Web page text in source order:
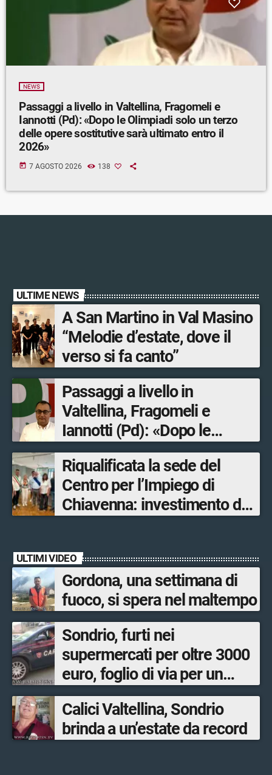
NEWS
Passaggi a livello in Valtellina, Fragomeli e
Iannotti (Pd): «Dopo le Olimpiadi solo un terzo
delle opere sostitutive sarà ultimato entro il
2026»
today 7 AGOSTO 2026 138
ULTIME NEWS
A San Martino in Val Masino
“Melodie d’estate, dove il
verso si fa canto”
Passaggi a livello in
Valtellina, Fragomeli e
Iannotti (Pd): «Dopo le
Olimpiadi solo un terzo delle
opere sostitutive sarà
ultimato entro il 2026»
Riqualificata la sede del
Centro per l’Impiego di
Chiavenna: investimento da
ULTIMI VIDEO
Gordona, una settimana di
fuoco, si spera nel maltempo
Sondrio, furti nei
supermercati per oltre 3000
euro, foglio di via per un
ventinovenne
Calici Valtellina, Sondrio
brinda a un’estate da record